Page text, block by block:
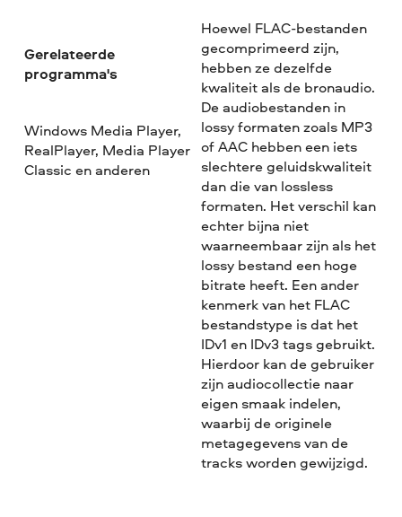
Gerelateerde
programma's
Windows Media Player,
RealPlayer, Media Player
Classic en anderen
Hoewel FLAC-bestanden
gecomprimeerd zijn,
hebben ze dezelfde
kwaliteit als de bronaudio.
De audiobestanden in
lossy formaten zoals MP3
of AAC hebben een iets
slechtere geluidskwaliteit
dan die van lossless
formaten. Het verschil kan
echter bijna niet
waarneembaar zijn als het
lossy bestand een hoge
bitrate heeft. Een ander
kenmerk van het FLAC
bestandstype is dat het
IDv1 en IDv3 tags gebruikt.
Hierdoor kan de gebruiker
zijn audiocollectie naar
eigen smaak indelen,
waarbij de originele
metagegevens van de
tracks worden gewijzigd.